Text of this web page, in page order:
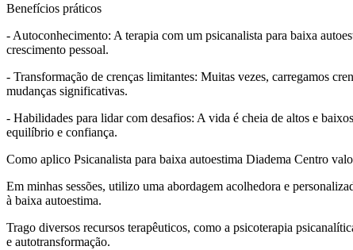
Benefícios práticos
- Autoconhecimento: A terapia com um psicanalista para baixa
crescimento pessoal.
- Transformação de crenças limitantes: Muitas vezes, carregamos
mudanças significativas.
- Habilidades para lidar com desafios: A vida é cheia de altos e
equilíbrio e confiança.
Como aplico Psicanalista para baixa autoestima Diadema Centro
Em minhas sessões, utilizo uma abordagem acolhedora e
à baixa autoestima.
Trago diversos recursos terapêuticos, como a psicoterapia
e autotransformação.